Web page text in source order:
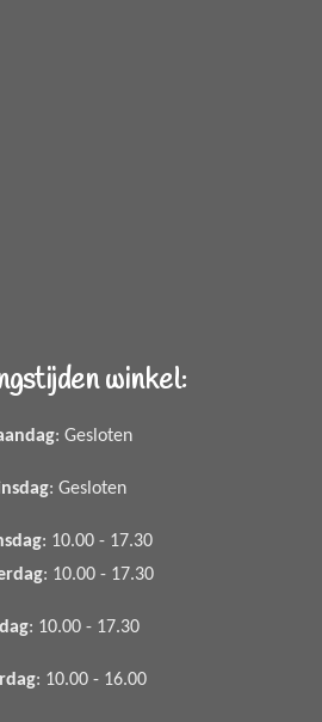
winkel:
: Gesloten
: Gesloten
: 10.00 - 17.30
: 10.00 - 17.30
: 10.00 - 17.30
: 10.00 - 16.00